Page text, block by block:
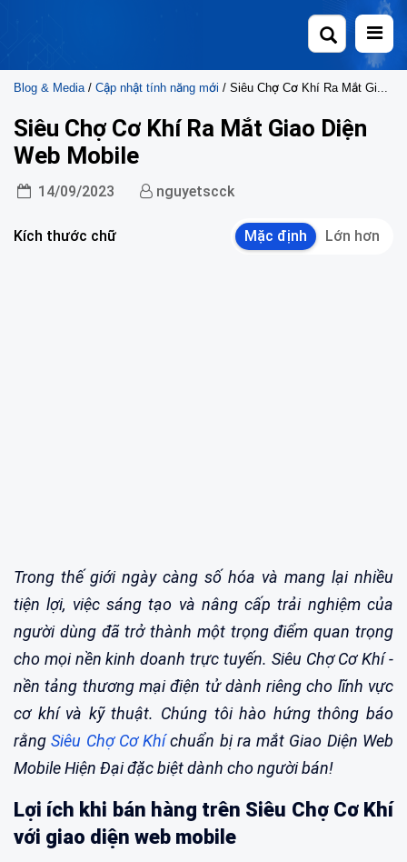
Blog & Media / Cập nhật tính năng mới / Siêu Chợ Cơ Khí Ra Mắt Giao Diện Web Mobile
Siêu Chợ Cơ Khí Ra Mắt Giao Diện
Web Mobile
14/09/2023 nguyetscck
Kích thước chữ Mặc định Lớn hơn
Trong thế giới ngày càng số hóa và mang lại nhiều
tiện lợi, việc sáng tạo và nâng cấp trải nghiệm của
người dùng đã trở thành một trọng điểm quan trọng
cho mọi nền kinh doanh trực tuyến. Siêu Chợ Cơ Khí -
nền tảng thương mại điện tử dành riêng cho lĩnh vực
cơ khí và kỹ thuật. Chúng tôi hào hứng thông báo
rằngSiêu Chợ Cơ Khíchuẩn bị ra mắt Giao Diện Web
Mobile Hiện Đại đặc biệt dành cho người bán!
Lợi ích khi bán hàng trên Siêu Chợ Cơ Khí
với giao diện web mobile